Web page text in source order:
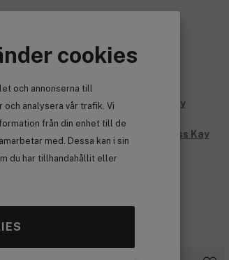
cookies
och annonserna till
analysera vår trafik. Vi
från din enhet till de
med. Dessa kan i sin
du har tillhandahållit eller
Se allt från Miss Kay
detta till dig